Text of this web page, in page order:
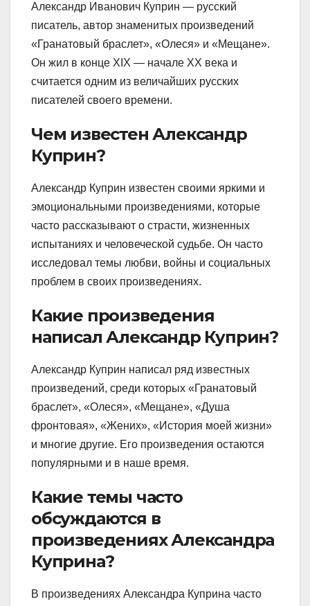
Александр Иванович Куприн — русский
писатель, автор знаменитых произведений
«Гранатовый браслет», «Олеся» и «Мещане».
Он жил в конце XIX — начале XX века и
считается одним из величайших русских
писателей своего времени.
Чем известен Александр
Куприн?
Александр Куприн известен своими яркими и
эмоциональными произведениями, которые
часто рассказывают о страсти, жизненных
испытаниях и человеческой судьбе. Он часто
исследовал темы любви, войны и социальных
проблем в своих произведениях.
Какие произведения
написал Александр Куприн?
Александр Куприн написал ряд известных
произведений, среди которых «Гранатовый
браслет», «Олеся», «Мещане», «Душа
фронтовая», «Жених», «История моей жизни»
и многие другие. Его произведения остаются
популярными и в наше время.
Какие темы часто
обсуждаются в
произведениях Александра
Куприна?
В произведениях Александра Куприна часто